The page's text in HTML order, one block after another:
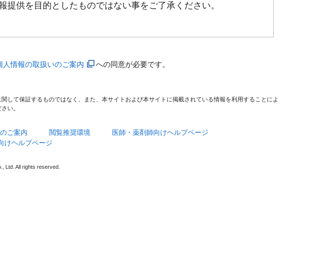
供を目的としたものではない事をご了承ください。
人情報の取扱いのご案内 への同意が必要です。
て保証するものではなく、また、本サイトおよび本サイトに掲載されている情報を利用することによ
い。
ご案内 閲覧推奨環境
医師・薬剤師向けヘルプページ
けヘルプページ
Ltd. All rights reserved.